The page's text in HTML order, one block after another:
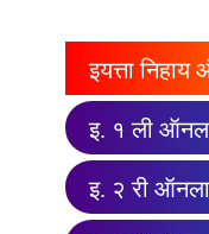
इयत्ता
इ. १ ली
इ. २ री